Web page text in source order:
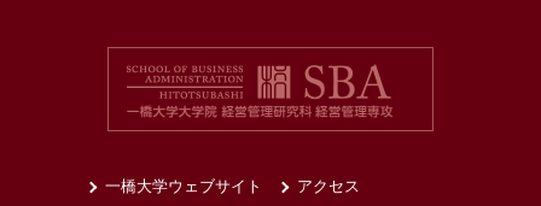
一橋大学ウェブサイト アクセス